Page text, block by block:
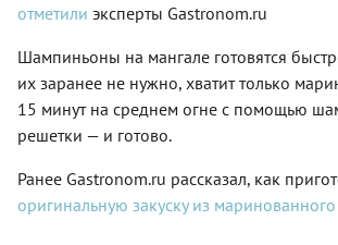
отметили эксперты Gastronom.ru
Шампиньоны на мангале готовятся
их заранее не нужно, хватит только
15 минут на среднем огне с помощью
решетки — и готово.
Ранее Gastronom.ru рассказал, как
оригинальную закуску из